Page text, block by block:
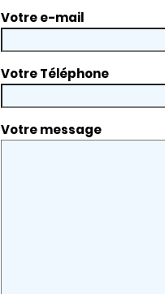
Votre e-mail
Votre Téléphone
Votre message